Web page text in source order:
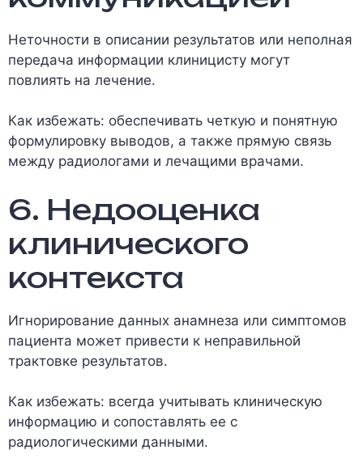
Неточности в описании результатов или неполная
передача информации клиницисту могут
повлиять на лечение.
Как избежать: обеспечивать четкую и понятную
формулировку выводов, а также прямую связь
между радиологами и лечащими врачами.
6. Недооценка
клинического
контекста
Игнорирование данных анамнеза или симптомов
пациента может привести к неправильной
трактовке результатов.
Как избежать: всегда учитывать клиническую
информацию и сопоставлять ее с
радиологическими данными.